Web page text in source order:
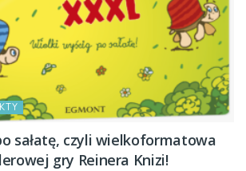
sałatę, czyli wielkoformatowa
gry Reinera Knizi!